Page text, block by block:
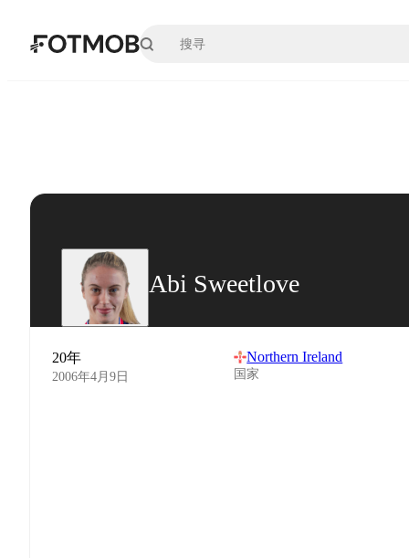
跳转到主要内容
Abi Sweetlove
20年
2006年4月9日
Northern Ireland
国家